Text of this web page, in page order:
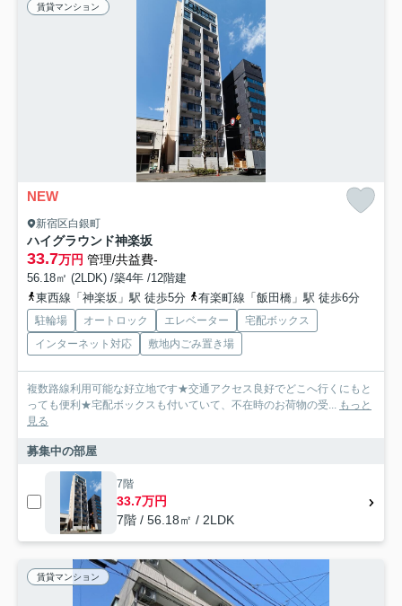
賃貸マンション
NEW
新宿区白銀町
ハイグラウンド神楽坂
33.7万円 管理/共益費-
56.18㎡ (2LDK) /築4年 /12階建
東西線「神楽坂」駅 徒歩5分
有楽町線「飯田橋」駅 徒歩6分
駐輪場 オートロック エレベーター
宅配ボックス
インターネット対応
敷地内ごみ置き場
複数路線利用可能な好立地です★交通アクセス良好でどこへ行くにもと
っても便利★宅配ボックスも付いていて、不在時のお荷物の受... もっと
見る
募集中の部屋
7階
33.7万円
7階 / 56.18㎡ / 2LDK
賃貸マンション